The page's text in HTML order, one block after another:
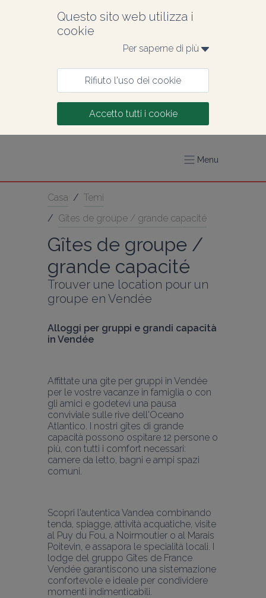
Questo sito web utilizza i
cookie
Per saperne di più
Rifiuto l'uso dei cookie
Accetto tutti i cookie
Menu
Casa / Temi
/ Gîtes de groupe / grande capacité
Gîtes de groupe /
grande capacité
Trouver une location pour un
groupe en Vendée
Alloggi per gruppi e grandi capacità
in Vendée
Affittate una gite per gruppi in Vendée
per le vostre vacanze in famiglia o con
gli amici e godetevi una pausa
conviviale sulle rive dell'Oceano
Atlantico. I nostri gîtes di grande
capacità possono ospitare 12 persone o
più, con tutti i comfort necessari:
camere da letto, bagni e ampi spazi
comuni.
Scopri l'autentica Vandea combinando
tenda, spiagge, attività acquatiche, visite
al Puy du Fou, a Noirmoutier o al Marais
Poitevin, e assapora le specialità locali. I
lodge del gruppo Gîtes de France
Vendée garantiscono una sistemazione
confortevole e ideale per condividere
momenti indimenticabili.